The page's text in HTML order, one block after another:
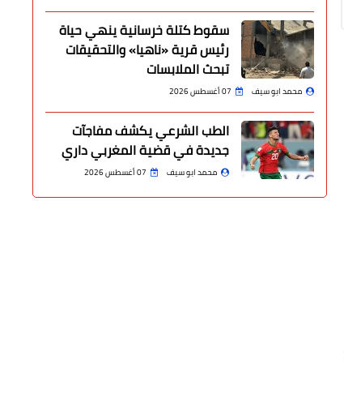
سقوط كتلة خرسانية ينهي حياة
رئيس قرية «ناهيا» والتحقيقات
تبحث الملابسات
محمد ابو سيف 07 أغسطس 2026
الطب الشرعي يكشف مفاجآت
جديدة في قضية المغربي داري
محمد ابو سيف 07 أغسطس 2026